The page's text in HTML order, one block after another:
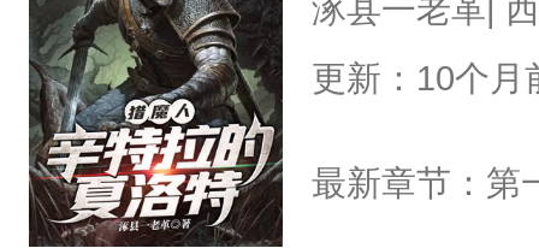
涿县一老革|
更新：10个月
最新章节：第